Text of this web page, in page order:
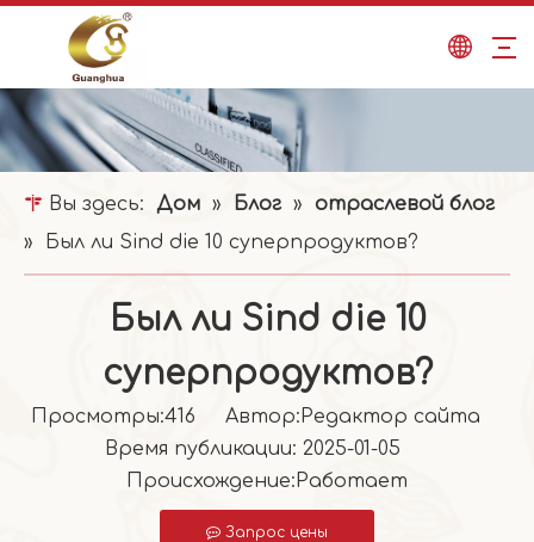
Вы здесь: Дом » Блог »
отраслевой блог
»
Был ли Sind die 10 суперпродуктов?
Был ли Sind die 10
суперпродуктов?
Просмотры:416 Автор:Pедактор сайта
Время публикации: 2025-01-05
Происхождение:Работает
Запрос цены